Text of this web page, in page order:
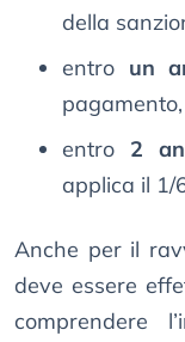
della
entro un
entro 2
applica il 1/
Anche per il
deve essere
comprendere